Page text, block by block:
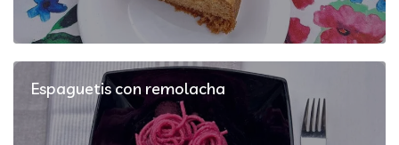
Espaguetis con remolacha